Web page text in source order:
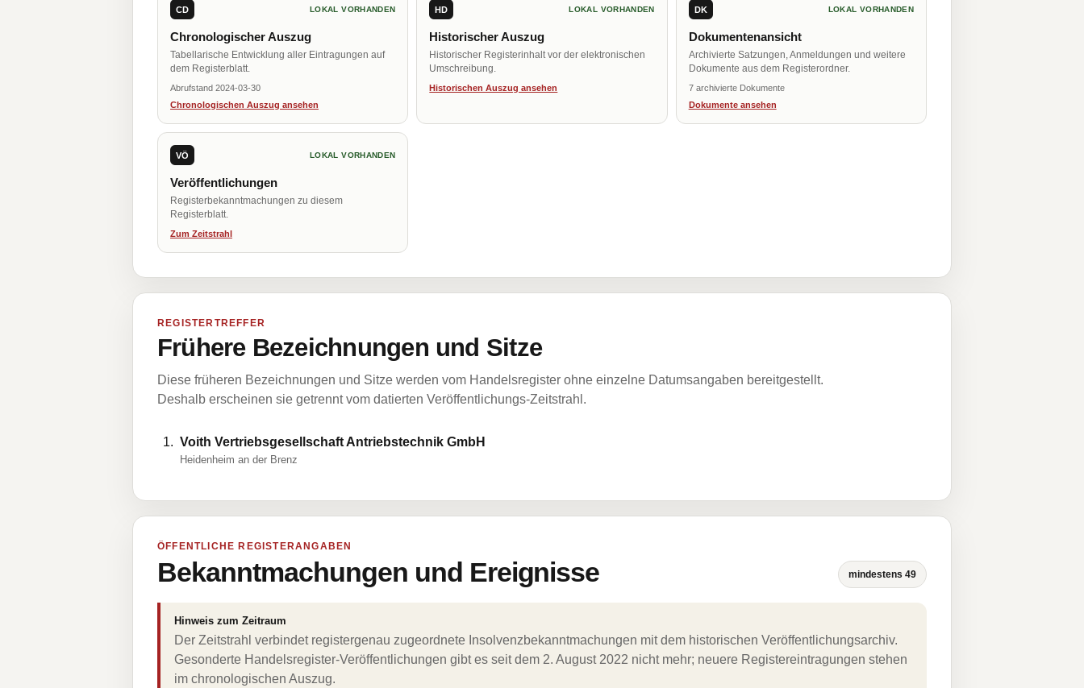
CD LOKAL VORHANDEN
Chronologischer Auszug
Tabellarische Entwicklung aller Eintragungen auf
dem Registerblatt.
Abrufstand 2024-03-30
Chronologischen Auszug ansehen
HD LOKAL VORHANDEN
Historischer Auszug
Historischer Registerinhalt vor der elektronischen
Umschreibung.
Historischen Auszug ansehen
DK LOKAL VORHANDEN
Dokumentenansicht
Archivierte Satzungen, Anmeldungen und weitere
Dokumente aus dem Registerordner.
7 archivierte Dokumente
Dokumente ansehen
VÖ LOKAL VORHANDEN
Veröffentlichungen
Registerbekanntmachungen zu diesem
Registerblatt.
Zum Zeitstrahl
REGISTERTREFFER
Frühere Bezeichnungen und Sitze
Diese früheren Bezeichnungen und Sitze werden vom Handelsregister ohne einzelne Datumsangaben bereitgestellt.
Deshalb erscheinen sie getrennt vom datierten Veröffentlichungs-Zeitstrahl.
Voith Vertriebsgesellschaft Antriebstechnik GmbH
Heidenheim an der Brenz
ÖFFENTLICHE REGISTERANGABEN
Bekanntmachungen und Ereignisse mindestens 49
Hinweis zum Zeitraum
Der Zeitstrahl verbindet registergenau zugeordnete Insolvenzbekanntmachungen mit dem historischen Veröffentlichungsarchiv.
Gesonderte Handelsregister-Veröffentlichungen gibt es seit dem 2. August 2022 nicht mehr; neuere Registereintragungen stehen
im chronologischen Auszug.